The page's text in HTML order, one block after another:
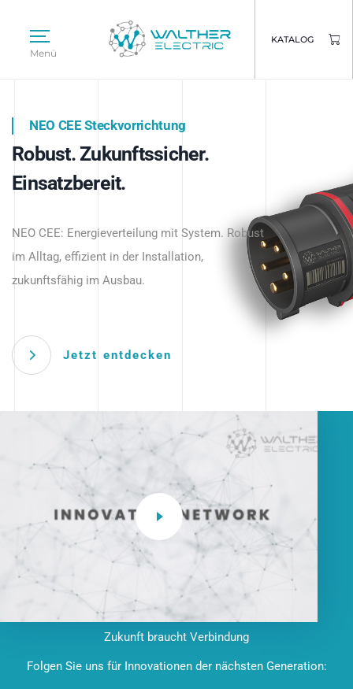
Menü
KATALOG
Intelligente Stromverteilung
beginnt hier.
NEO CEE Steckvorrichtung
Robust. Zukunftssicher.
Einsatzbereit.
NEO CEE: Energieverteilung mit System. Robust
im Alltag, effizient in der Installation,
zukunftsfähig im Ausbau.
Jetzt entdecken
Intelligenz trifft Energie.
Anwendungen – robust, IP-geschützt und
zukunftsfähig.
Zukunft braucht Verbindung
Folgen Sie uns für Innovationen der nächsten Generation: